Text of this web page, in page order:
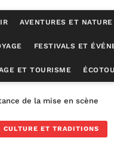
AVENTURES ET NATURE
FESTIVALS ET
ET TOURISME
de la mise en scène
CULTURE ET TRADITIONS